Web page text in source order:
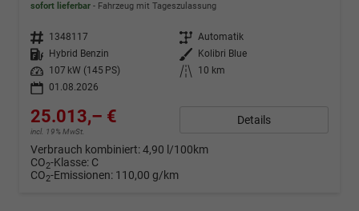
sofort lieferbar Fahrzeug mit Tageszulassung
Fahrzeugnr. 1348117 Getriebe Automatik
Kraftstoff
Hybrid Benzin Außenfarbe
Kolibri Blue
Leistung
107 kW (145 PS) Kilometerstand
10 km
01.08.2026
25.013,– €
incl. 19% MwSt.
Details
Verbrauch kombiniert:4,90 l/100km
CO2-Klasse: C
CO2-Emissionen: 110,00 g/km